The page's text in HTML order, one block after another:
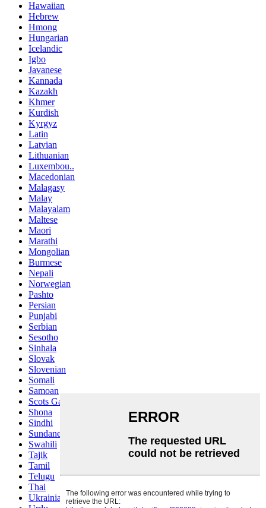
Hawaiian
Hebrew
Hmong
Hungarian
Icelandic
Igbo
Javanese
Kannada
Kazakh
Khmer
Kurdish
Kyrgyz
Latin
Latvian
Lithuanian
Luxembou..
Macedonian
Malagasy
Malay
Malayalam
Maltese
Maori
Marathi
Mongolian
Burmese
Nepali
Norwegian
Pashto
Persian
Punjabi
Serbian
Sesotho
Sinhala
Slovak
Slovenian
Somali
Samoan
Scots Gaelic
Shona
Sindhi
Sundanese
Swahili
Tajik
Tamil
Telugu
Thai
Ukrainian